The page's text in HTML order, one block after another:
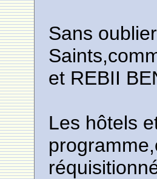
Sans
et REBII
Les hôtels